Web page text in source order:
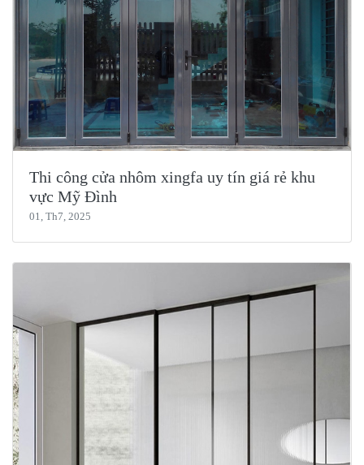
Thi công cửa nhôm xingfa uy tín giá rẻ khu
vực Mỹ Đình
01, Th7, 2025